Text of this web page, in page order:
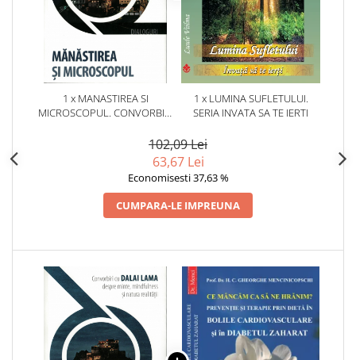
1 x MANASTIREA SI
MICROSCOPUL. CONVORBIRI
MINTE, MINDFULNESS SI
1 x LUMINA SUFLETULUI.
SERIA INVATA SA TE IERTI
102,09 Lei
63,67 Lei
Economisesti 37,63 %
CUMPARA-LE IMPREUNA